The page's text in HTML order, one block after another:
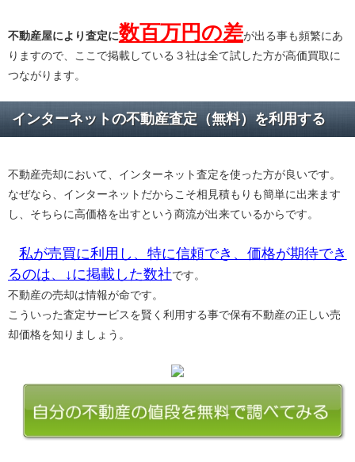
不動産屋により査定に数百万円の差が出る事も頻繁にあ
りますので、ここで掲載している３社は全て試した方が高価買取に
つながります。
インターネットの不動産査定（無料）を利用する
不動産売却において、インターネット査定を使った方が良いです。
なぜなら、インターネットだからこそ相見積もりも簡単に出来ます
し、そちらに高価格を出すという商流が出来ているからです。
私が売買に利用し、特に信頼でき、価格が期待でき
るのは、↓に掲載した数社です。
不動産の売却は情報が命です。
こういった査定サービスを賢く利用する事で保有不動産の正しい売
却価格を知りましょう。